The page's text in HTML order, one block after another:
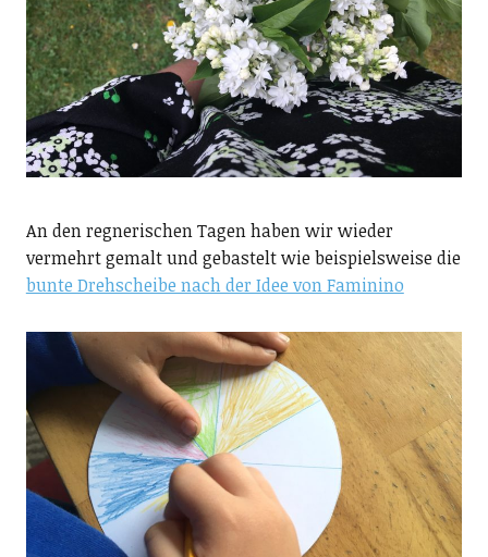
An den regnerischen Tagen haben wir wieder
vermehrt gemalt und gebastelt wie beispielsweise die
bunte Drehscheibe nach der Idee von Faminino